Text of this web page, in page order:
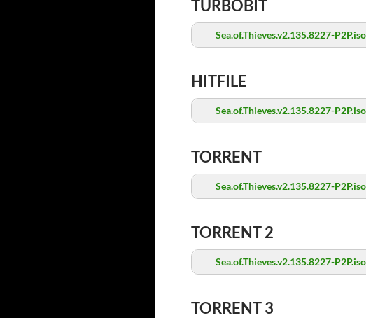
TURBOBIT
Sea.of.Thieves.v2.135.8227-P2P.iso
HITFILE
Sea.of.Thieves.v2.135.8227-P2P.iso
TORRENT
Sea.of.Thieves.v2.135.8227-P2P.iso
TORRENT 2
Sea.of.Thieves.v2.135.8227-P2P.iso
TORRENT 3